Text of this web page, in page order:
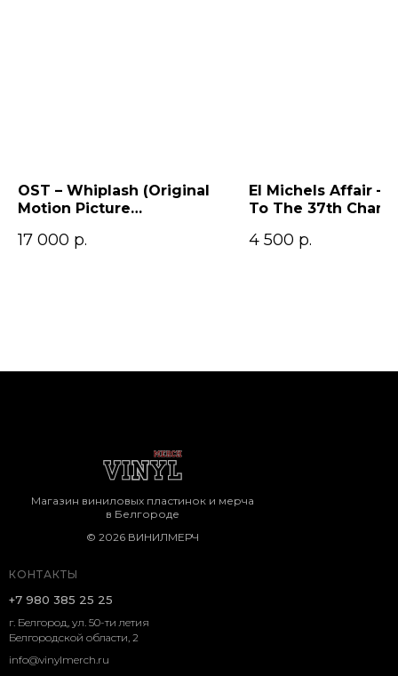
OST – Whiplash (Original
Motion Picture
17 000 р.
El Michels Affair –
To The 37th
4 500 р.
КОНТАКТЫ
г. Белгород, ул. 50-ти летия
Белгородской области, 2
+7 980 385 25 25
Магазин виниловых пластинок и мерча
в Белгороде
© 2026 ВИНИЛМЕРЧ
info@vinylmerch.ru